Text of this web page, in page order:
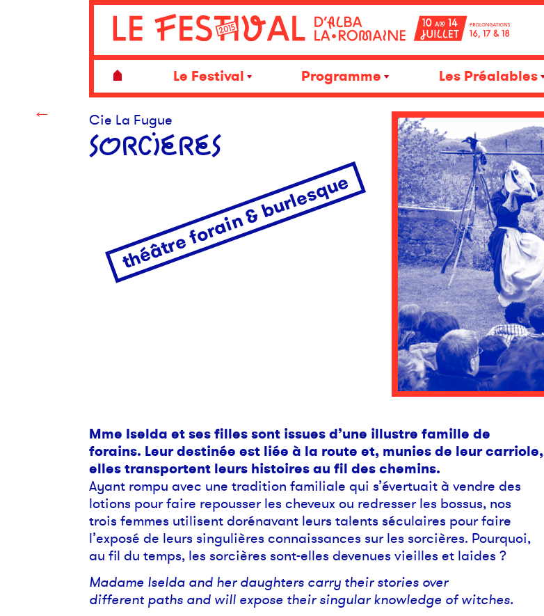
Le Festival Programme Les Préalables
← Cie La Fugue
SORCIERES
théâtre forain & burlesque
Mme Iselda et ses filles sont issues d’une illustre famille de
forains. Leur destinée est liée à la route et, munies de leur carriole,
elles transportent leurs histoires au fil des chemins.
Ayant rompu avec une tradition familiale qui s’évertuait à vendre des
lotions pour faire repousser les cheveux ou redresser les bossus, nos
trois femmes utilisent dorénavant leurs talents séculaires pour faire
l’exposé de leurs singulières connaissances sur les sorcières. Pourquoi,
au fil du temps, les sorcières sont-elles devenues vieilles et laides ?
Madame Iselda and her daughters carry their stories over
different paths and will expose their singular knowledge of witches.